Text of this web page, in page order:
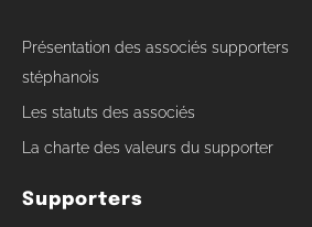
Présentation des associés supporters
stéphanois
Les statuts des associés
La charte des valeurs du supporter
Supporters